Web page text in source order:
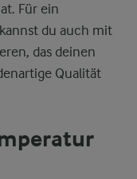
Für ein
du auch mit
das deinen
Qualität